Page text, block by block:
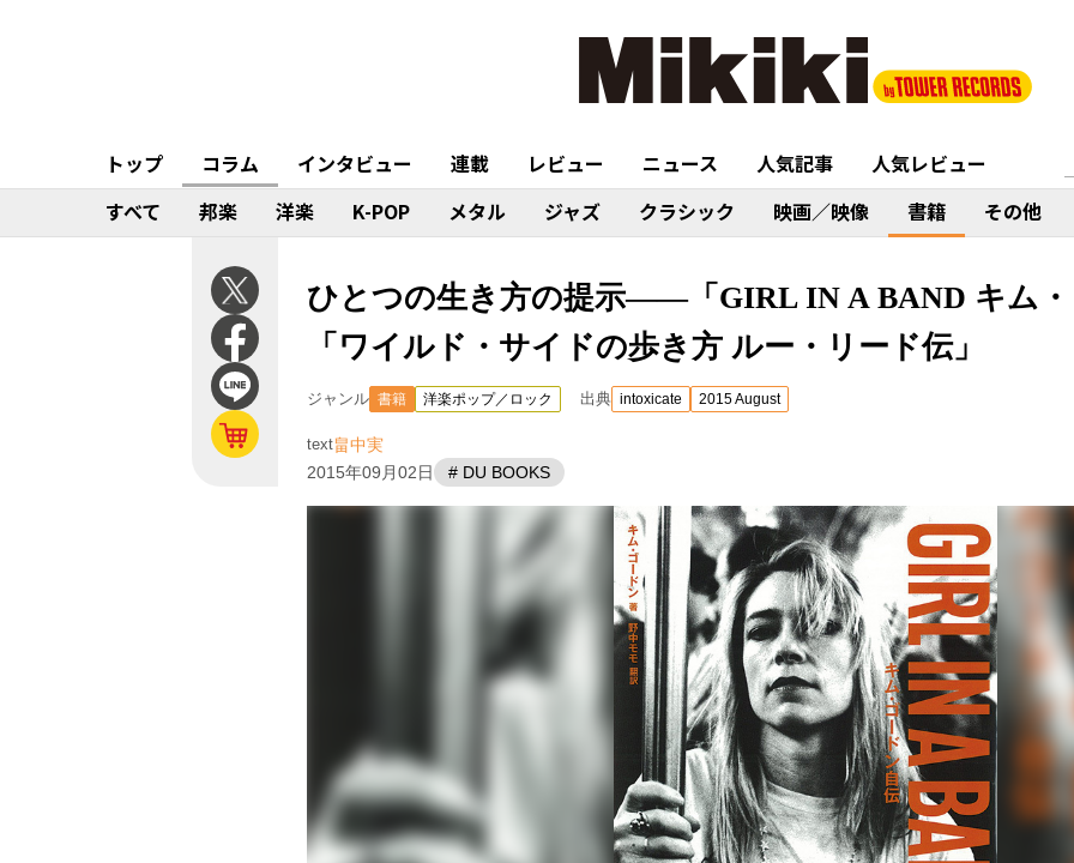
トップ コラム インタビュー 連載 レビュー ニュース 人気記事
人気レビュー
すべて
邦楽 洋楽 K-POP メタル ジャズ クラシック 映画／映像 書籍 その他
ひとつの生き方の提示――「GIRL IN A BAND キム
「ワイルド・サイドの歩き方 ルー・リード伝」
ジャンル 書籍 洋楽ポップ／ロック 出典 intoxicate 2015 August
text畠中実
2015年09月02日
# DU BOOKS